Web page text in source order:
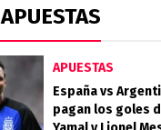
APUESTAS
APUESTAS
España vs
pagan los goles